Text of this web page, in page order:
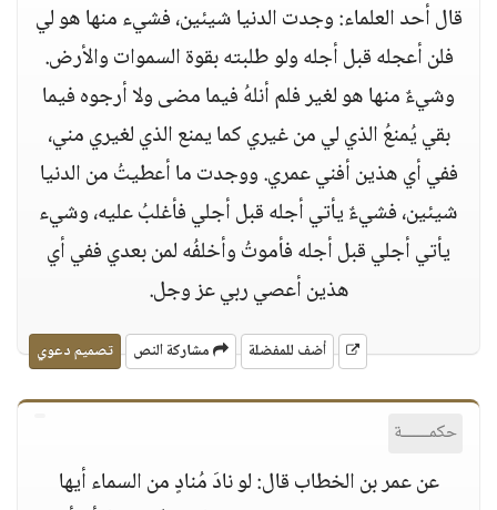
قال أحد العلماء: وجدت الدنيا شيئين، فشيء منها هو لي
فلن أعجله قبل أجله ولو طلبته بقوة السموات والأرض.
وشيءٌ منها هو لغير فلم أنلهُ فيما مضى ولا أرجوه فيما
بقي يُمنعُ الذي لي من غيري كما يمنع الذي لغيري مني،
ففي أي هذين أفني عمري. ووجدت ما أعطيتُ من الدنيا
شيئين، فشيءٌ يأتي أجله قبل أجلي فأغلبُ عليه، وشيء
يأتي أجلي قبل أجله فأموتُ وأخلفُه لمن بعدي ففي أي
هذين أعصي ربي عز وجل.
أضف للمفضلة مشاركة النص تصميم دعوي
حكمــــــة
عن عمر بن الخطاب قال: لو نادَ مُنادٍ من السماء أيها